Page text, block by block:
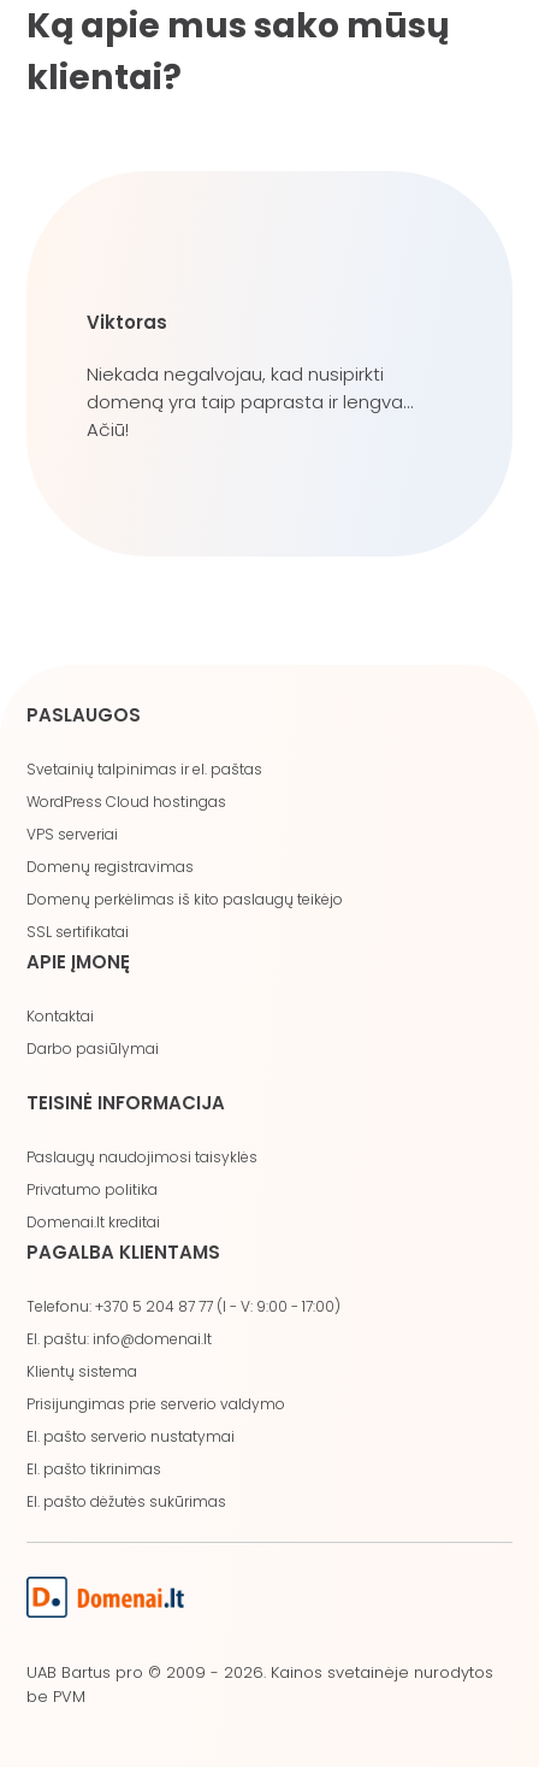
Ką apie mus sako mūsų
klientai?
Viktoras
Niekada negalvojau, kad nusipirkti
domeną yra taip paprasta ir lengva...
Ačiū!
PASLAUGOS
Svetainių talpinimas ir el. paštas
WordPress Cloud hostingas
VPS serveriai
Domenų registravimas
Domenų perkėlimas iš kito paslaugų teikėjo
SSL sertifikatai
APIE ĮMONĘ
Kontaktai
Darbo pasiūlymai
TEISINĖ INFORMACIJA
Paslaugų naudojimosi taisyklės
Privatumo politika
Domenai.lt kreditai
PAGALBA KLIENTAMS
Telefonu: +370 5 204 87 77 (I - V: 9:00 - 17:00)
El. paštu: info@domenai.lt
Klientų sistema
Prisijungimas prie serverio valdymo
El. pašto serverio nustatymai
El. pašto tikrinimas
El. pašto dėžutės sukūrimas
UAB Bartus pro © 2009 - 2026. Kainos svetainėje nurodytos
be PVM